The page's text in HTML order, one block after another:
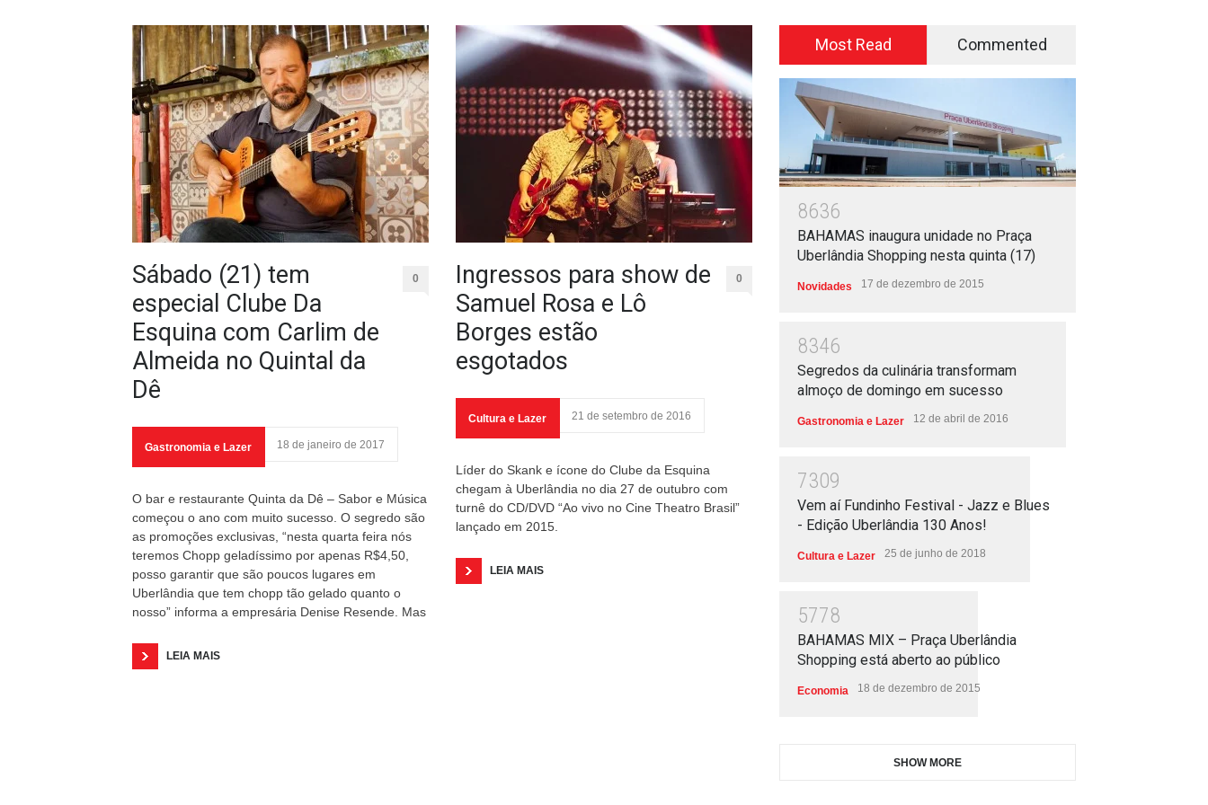
Sábado (21) tem
especial Clube Da
Esquina com Carlim de
Almeida no Quintal da
Dê
0
Gastronomia e Lazer 18 de janeiro de 2017
O bar e restaurante Quinta da Dê – Sabor e Música
começou o ano com muito sucesso. O segredo são
as promoções exclusivas, “nesta quarta feira nós
teremos Chopp geladíssimo por apenas R$4,50,
posso garantir que são poucos lugares em
Uberlândia que tem chopp tão gelado quanto o
nosso” informa a empresária Denise Resende. Mas
LEIA MAIS
Ingressos para show de
Samuel Rosa e Lô
Borges estão
esgotados
0
Cultura e Lazer 21 de setembro de 2016
Líder do Skank e ícone do Clube da Esquina
chegam à Uberlândia no dia 27 de outubro com
turnê do CD/DVD “Ao vivo no Cine Theatro Brasil”
lançado em 2015.
LEIA MAIS
Most Read Commented
8636
BAHAMAS inaugura unidade no Praça
Uberlândia Shopping nesta quinta (17)
Novidades 17 de dezembro de 2015
8346
Segredos da culinária transformam
almoço de domingo em sucesso
Gastronomia e Lazer 12 de abril de 2016
7309
Vem aí Fundinho Festival - Jazz e Blues
- Edição Uberlândia 130 Anos!
Cultura e Lazer 25 de junho de 2018
5778
BAHAMAS MIX – Praça Uberlândia
Shopping está aberto ao público
Economia 18 de dezembro de 2015
SHOW MORE